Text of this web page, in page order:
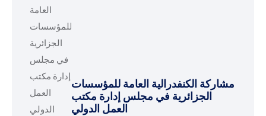
مشاركة الكنفدرالية العامة للمؤسسات
الجزائرية في مجلس إدارة مكتب
العمل الدولي